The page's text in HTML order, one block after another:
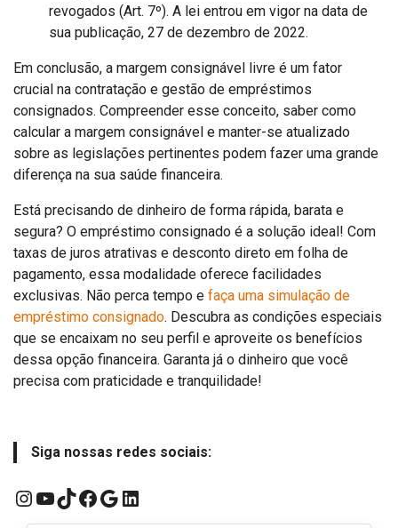
revogados (Art. 7º). A lei entrou em vigor na data de
sua publicação, 27 de dezembro de 2022.
Em conclusão, a margem consignável livre é um fator
crucial na contratação e gestão de empréstimos
consignados. Compreender esse conceito, saber como
calcular a margem consignável e manter-se atualizado
sobre as legislações pertinentes podem fazer uma grande
diferença na sua saúde financeira.
Está precisando de dinheiro de forma rápida, barata e
segura? O empréstimo consignado é a solução ideal! Com
taxas de juros atrativas e desconto direto em folha de
pagamento, essa modalidade oferece facilidades
exclusivas. Não perca tempo e faça uma simulação de
empréstimo consignado. Descubra as condições especiais
que se encaixam no seu perfil e aproveite os benefícios
dessa opção financeira. Garanta já o dinheiro que você
precisa com praticidade e tranquilidade!
Siga nossas redes sociais:
Instagram
YouTube
TikTok
Facebook
Google
LinkedIn